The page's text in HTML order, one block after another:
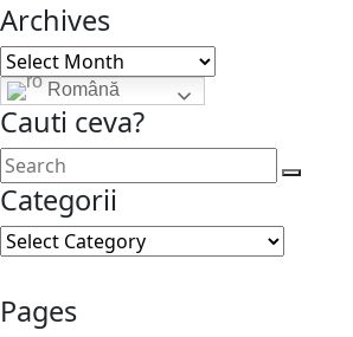
Archives
Archives
Română
Cauti ceva?
Categorii
Categorii
Pages